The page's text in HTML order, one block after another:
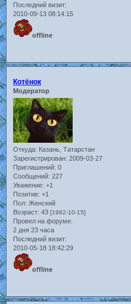
Последний визит:
2010-09-13 08:14:15
offline
Котёнок
Модератор
Откуда: Казань, Татарстан
Зарегистрирован: 2009-03-27
Приглашений: 0
Сообщений: 227
Уважение: +1
Позитив: +1
Пол: Женский
Возраст: 43 [1982-10-15]
Провел на форуме:
2 дня 23 часа
Последний визит:
2010-05-18 18:42:29
offline